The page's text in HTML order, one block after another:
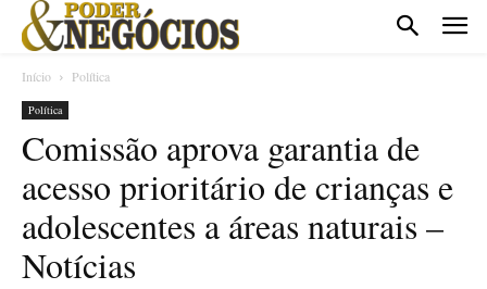
Início Política
Política
Comissão aprova garantia de
acesso prioritário de crianças e
adolescentes a áreas naturais –
Notícias